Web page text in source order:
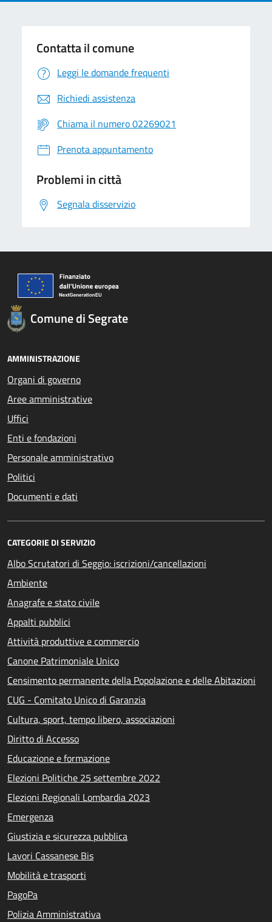
Contatta il comune
Leggi le domande frequenti
Richiedi assistenza
Chiama il numero 02269021
Prenota appuntamento
Problemi in città
Segnala disservizio
Comune di Segrate
AMMINISTRAZIONE
Organi di governo
Aree amministrative
Uffici
Enti e fondazioni
Personale amministrativo
Politici
Documenti e dati
CATEGORIE DI SERVIZIO
Albo Scrutatori di Seggio: iscrizioni/cancellazioni
Ambiente
Anagrafe e stato civile
Appalti pubblici
Attività produttive e commercio
Canone Patrimoniale Unico
Censimento permanente della Popolazione e delle Abitazioni
CUG - Comitato Unico di Garanzia
Cultura, sport, tempo libero, associazioni
Diritto di Accesso
Educazione e formazione
Elezioni Politiche 25 settembre 2022
Elezioni Regionali Lombardia 2023
Emergenza
Giustizia e sicurezza pubblica
Lavori Cassanese Bis
Mobilità e trasporti
PagoPa
Polizia Amministrativa